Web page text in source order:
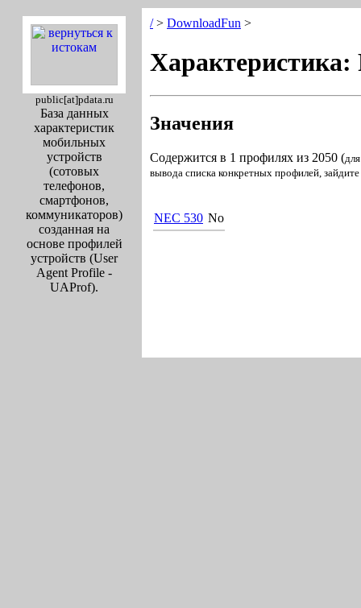
public[at]pdata.ru
База данных
характеристик
мобильных
устройств
(сотовых
телефонов,
смартфонов,
коммуникаторов)
созданная на
основе профилей
устройств (User
Agent Profile -
UAProf).
/> DownloadFun >
Характеристика:
Значения
Содержится в 1 профилях из 2050 (для
вывода списка конкретных профилей,
NEC 530 No